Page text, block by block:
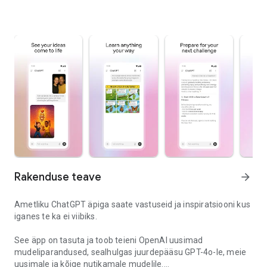
Rakenduse teave arrow_forward
Ametliku ChatGPT äpiga saate vastuseid ja inspiratsiooni kus
iganes te ka ei viibiks.
See äpp on tasuta ja toob teieni OpenAI uusimad
mudeliparandused, sealhulgas juurdepääsu GPT-4o-le, meie
uusimale ja kõige nutikamale mudelile.